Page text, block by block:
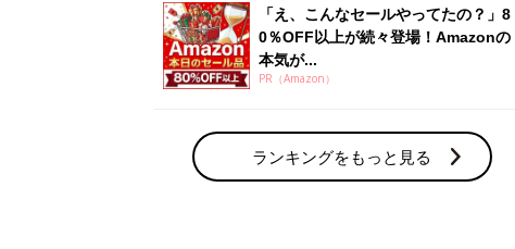
「え、こんなセールやってたの？」8
0％OFF以上が続々登場！Amazonの
本気が...
PR（Amazon）
ランキングをもっと見る